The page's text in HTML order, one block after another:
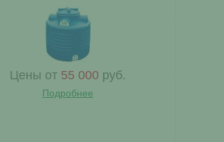
Цены от 55 000 руб.
Подробнее